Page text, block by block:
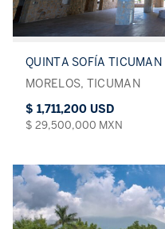
QUINTA SOFÍA TICUMAN
MORELOS, TICUMAN
$ 1,711,200 USD
$ 29,500,000 MXN